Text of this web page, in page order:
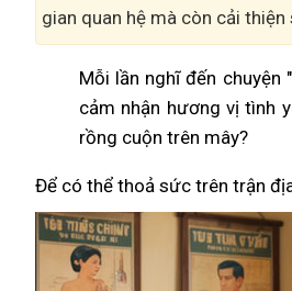
gian quan hệ mà còn cải thiện
Mỗi lần nghĩ đến chuyện
cảm nhận hương vị tình
rồng cuộn trên mây?
Để có thể thoả sức trên trận